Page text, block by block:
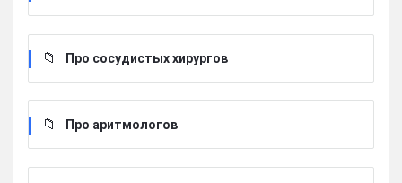
Про сосудистых хирургов
Про аритмологов